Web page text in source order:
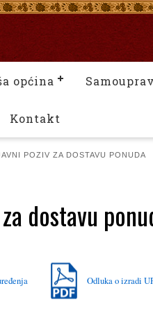
općina
Kontakt
POZIV ZA DOSTAVU PONUDA
dostavu
Odluka o izradi